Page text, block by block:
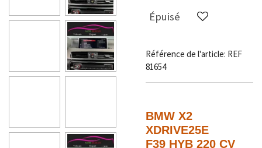
Épuisé
Référence de l'article: REF
81654
BMW X2
XDRIVE25E
F39 HYB 220 CV